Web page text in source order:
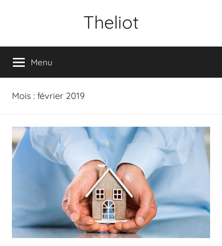
Theliot
Menu
Mois : février 2019